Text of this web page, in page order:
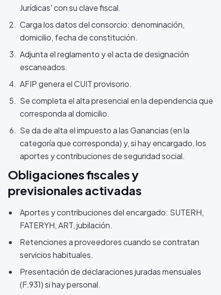
Jurídicas' con su clave fiscal.
Carga los datos del consorcio: denominación,
domicilio, fecha de constitución.
Adjunta el reglamento y el acta de designación
escaneados.
AFIP genera el CUIT provisorio.
Se completa el alta presencial en la dependencia que
corresponda al domicilio.
Se da de alta el impuesto a las Ganancias (en la
categoría que corresponda) y, si hay encargado, los
aportes y contribuciones de seguridad social.
Obligaciones fiscales y
previsionales activadas
Aportes y contribuciones del encargado: SUTERH,
FATERYH, ART, jubilación.
Retenciones a proveedores cuando se contratan
servicios habituales.
Presentación de declaraciones juradas mensuales
(F.931) si hay personal.